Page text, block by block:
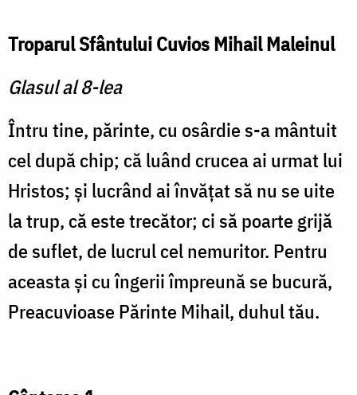
Troparul Sfântului Cuvios Mihail Maleinul
Glasul al 8-lea
Întru tine, părinte, cu osârdie s-a mântuit
cel după chip; că luând crucea ai urmat lui
Hristos; şi lucrând ai învăţat să nu se uite
la trup, că este trecător; ci să poarte grijă
de suflet, de lucrul cel nemuritor. Pentru
aceasta şi cu îngerii împreună se bucură,
Preacuvioase Părinte Mihail, duhul tău.